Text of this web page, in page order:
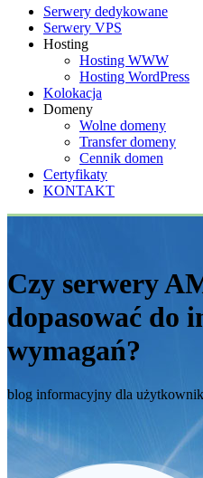
Serwery dedykowane
Serwery VPS
Hosting
Hosting WWW
Hosting WordPress
Kolokacja
Domeny
Wolne domeny
Transfer domeny
Cennik domen
Certyfikaty
KONTAKT
Czy serwery
dopasować do
wymagań?
blog informacyjny dla